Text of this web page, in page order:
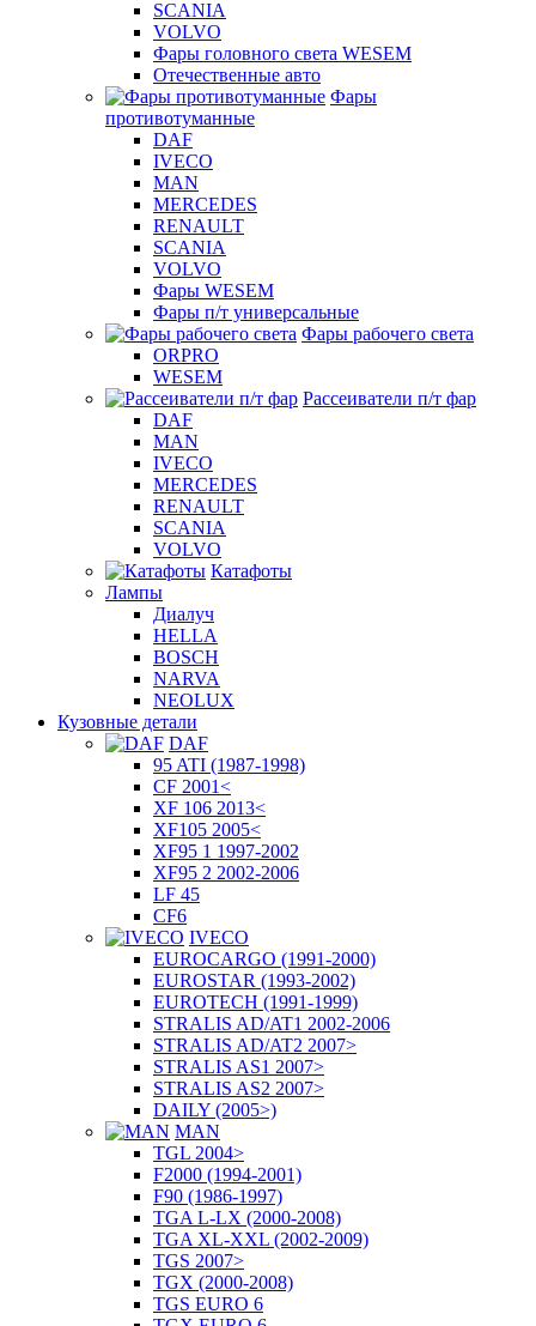
SCANIA
VOLVO
Фары головного света WESEM
Отечественные авто
Фары
противотуманные
DAF
IVECO
MAN
MERCEDES
RENAULT
SCANIA
VOLVO
Фары WESEM
Фары п/т универсальные
Фары рабочего света
ORPRO
WESEM
Рассеиватели п/т фар
DAF
MAN
IVECO
MERCEDES
RENAULT
SCANIA
VOLVO
Катафоты
Лампы
Диалуч
HELLA
BOSCH
NARVA
NEOLUX
Кузовные детали
DAF
95 ATI (1987-1998)
CF 2001<
XF 106 2013<
XF105 2005<
XF95 1 1997-2002
XF95 2 2002-2006
LF 45
CF6
IVECO
EUROCARGO (1991-2000)
EUROSTAR (1993-2002)
EUROTECH (1991-1999)
STRALIS AD/AT1 2002-2006
STRALIS AD/AT2 2007>
STRALIS AS1 2007>
STRALIS AS2 2007>
DAILY (2005>)
MAN
TGL 2004>
F2000 (1994-2001)
F90 (1986-1997)
TGA L-LX (2000-2008)
TGA XL-XXL (2002-2009)
TGS 2007>
TGX (2000-2008)
TGS EURO 6